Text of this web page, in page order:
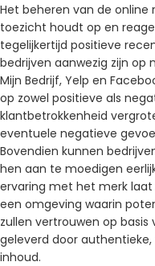
Het beheren van de
toezicht houdt op en
tegelijkertijd positieve
bedrijven aanwezig zijn op
Mijn Bedrijf, Yelp en
op zowel positieve als
klantbetrokkenheid
eventuele negatieve
Bovendien kunnen
hen aan te moedigen
ervaring met het merk laat
een omgeving waarin
zullen vertrouwen op
geleverd door
inhoud.